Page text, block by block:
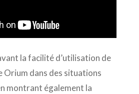
la facilité d’utilisation de
Orium dans des situations
montrant également la